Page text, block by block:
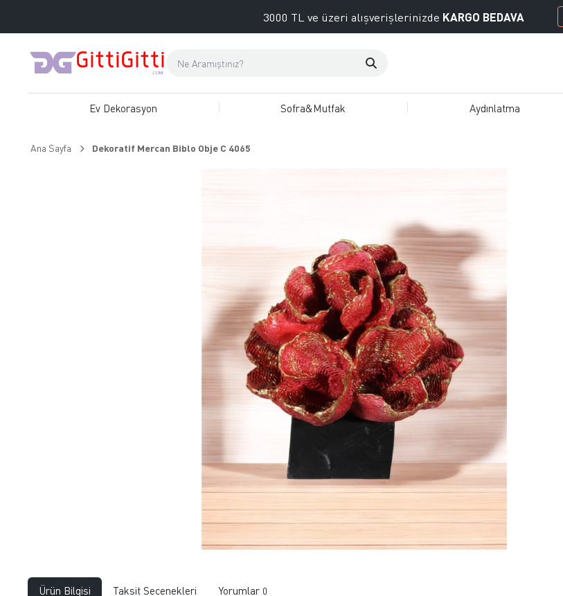
3000 TL ve üzeri alışverişlerinizde KARGO BEDAVA
Ev Dekorasyon Sofra&Mutfak Aydınlatma
Ana Sayfa Dekoratif Mercan Biblo Obje C 4065
Ürün Bilgisi Taksit Seçenekleri Yorumlar 0